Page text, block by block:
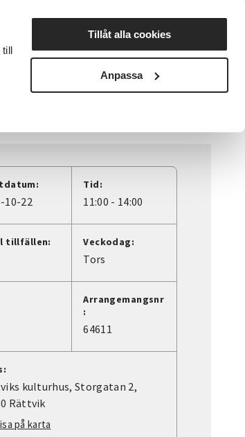
till
Tillåt alla cookies
Anpassa
Nyheter Avdelningar
10-22
Tid:
11:00 - 14:00
tillfällen: Veckodag:
Tors
Arrangemangsnr
:
64611
kulturhus, Storgatan 2,
Rättvik
på karta